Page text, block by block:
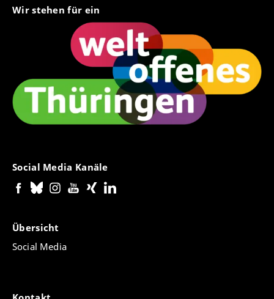
Wir stehen für ein
Social Media Kanäle
Übersicht
Social Media